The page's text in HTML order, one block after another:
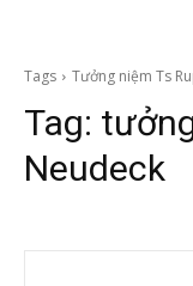
Tags Tưởng niệm Ts
Tag:
Neudeck